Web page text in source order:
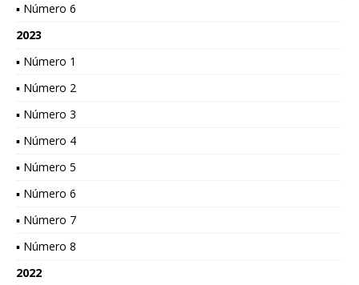
▪ Número 6
2023
▪ Número 1
▪ Número 2
▪ Número 3
▪ Número 4
▪ Número 5
▪ Número 6
▪ Número 7
▪ Número 8
2022